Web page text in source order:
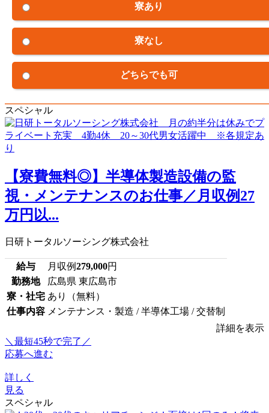
寮あり
寮なし
どちらでも可
スペシャル
【寮費無料◎】半導体製造設備の監
視・メンテナンスのお仕事／月収例27
万円以...
日研トータルソーシング株式会社
給与 月収例279,000円
勤務地
広島県 東広島市
寮・社宅 あり（無料）
仕事内容 メンテナンス・製造 / 半導体工場 / 交替制
詳細を表示
＼最短45秒で完了／
応募へ進む
詳しく
見る
スペシャル